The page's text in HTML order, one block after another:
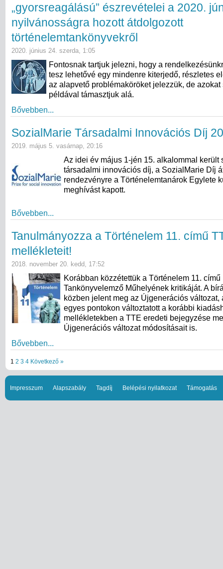
„gyorsreagálású” észrevételei a 2020.
nyilvánosságra hozott átdolgozott
történelemtankönyvekről
2020. június 24. szerda, 1:05
Fontosnak tartjuk jelezni, hogy a
tesz lehetővé egy mindenre kiterjedő, részletes
az alapvető problémaköröket jelezzük, de azokat
példával támasztjuk alá.
Bővebben...
SozialMarie Társadalmi Innovációs Díj
2019. május 5. vasárnap, 20:16
Az idei év május 1-jén 15. alkalommal került
társadalmi innovációs díj, a SozialMarie Díj
rendezvényre a Történelemtanárok Egylete
meghívást kapott.
Bővebben...
Tanulmányozza a Történelem 11. című
mellékleteit!
2018. november 20. kedd, 17:52
Korábban közzétettük a Történelem 11.
Tankönyvelemző Műhelyének kritikáját. A
közben jelent meg az Újgenerációs változat,
egyes pontokon változtatott a korábbi
mellékletekben a TTE eredeti bejegyzése
Újgenerációs változat módosításait is.
Bővebben...
1 2 3 4 Következő »
Impresszum Alapszabály Tagdíj Belépési nyilatkozat Támogatás